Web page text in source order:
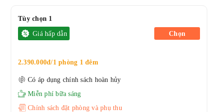
Tùy chọn 1
Giá hấp dẫn
2.390.000đ/1 phòng 1 đêm
Có áp dụng chính sách hoàn hủy
Miễn phí bữa sáng
Chính sách đặt phòng và phụ thu
Chọn